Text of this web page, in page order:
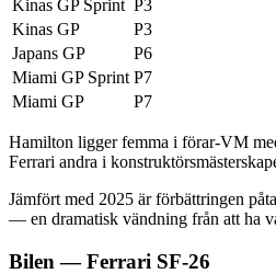
Kinas GP Sprint P3
Kinas GP
P3
Japans GP
P6
Miami GP Sprint P7
Miami GP
P7
Hamilton ligger femma i förar-VM
Ferrari andra i
Jämfört med 2025 är förbättringen
— en dramatisk vändning från att ha
Bilen — Ferrari SF-26